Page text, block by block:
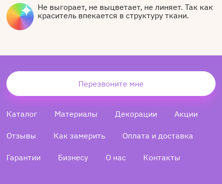
Не выгорает, не выцветает, не линяет. Так как
краситель впекается в структуру ткани.
Перезвоните мне
Каталог Материалы Декорации Акции
Отзывы Как замерить Оплата и доставка
Гарантии Бизнесу О нас Контакты